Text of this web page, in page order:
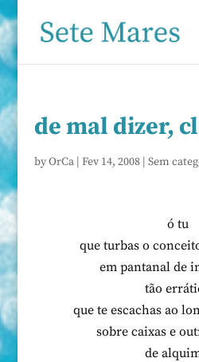
de mal dizer,
byOrCa| Fev 14, 2008| Sem
ó tu
que turbas o
em pantanal de
tão
que te escachas ao
sobre caixas e
de